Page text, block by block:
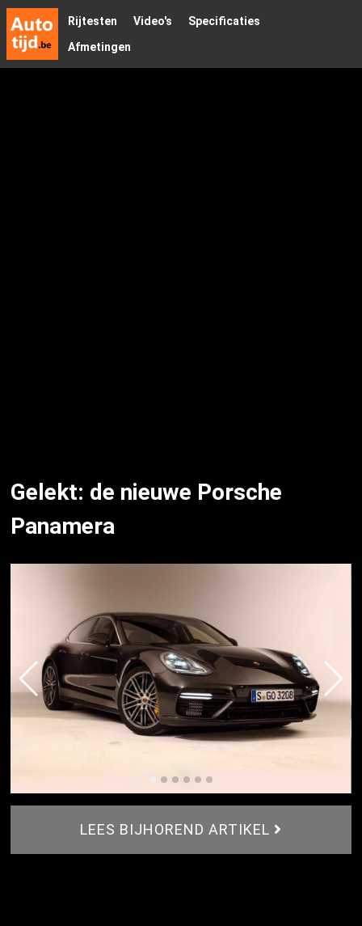
Rijtesten Video's
Specificaties
Afmetingen
Gelekt: de nieuwe Porsche
Panamera
LEES BIJHOREND ARTIKEL